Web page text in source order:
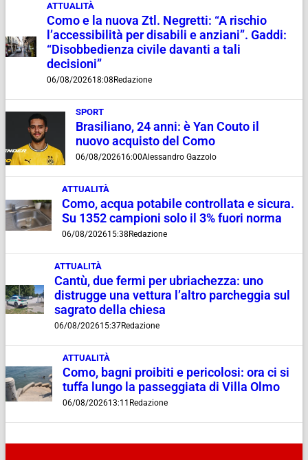
ATTUALITÀ
Como e la nuova Ztl. Negretti: “A rischio
l’accessibilità per disabili e anziani”. Gaddi:
“Disobbedienza civile davanti a tali
decisioni”
06/08/202618:08 Redazione
SPORT
Brasiliano, 24 anni: è Yan Couto il
nuovo acquisto del Como
06/08/202616:00Alessandro Gazzolo
ATTUALITÀ
Como, acqua potabile controllata e sicura.
Su 1352 campioni solo il 3% fuori norma
06/08/202615:38 Redazione
ATTUALITÀ
Cantù, due fermi per ubriachezza: uno
distrugge una vettura l’altro parcheggia sul
sagrato della chiesa
06/08/202615:37Redazione
ATTUALITÀ
Como, bagni proibiti e pericolosi: ora ci si
tuffa lungo la passeggiata di Villa Olmo
06/08/202613:11 Redazione